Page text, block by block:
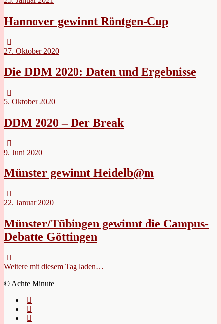
Hannover gewinnt Röntgen-Cup
27. Oktober 2020
Die DDM 2020: Daten und Ergebnisse
5. Oktober 2020
DDM 2020 – Der Break
9. Juni 2020
Münster gewinnt Heidelb@m
22. Januar 2020
Münster/Tübingen gewinnt die Campus-
Debatte Göttingen
Weitere mit diesem Tag laden…
© Achte Minute